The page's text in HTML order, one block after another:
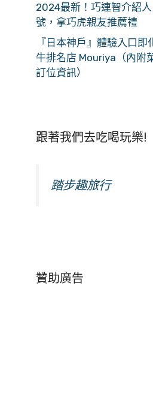
2024最新！巧連智介紹
號，拿巧虎親友推薦禮
『日本神戶』體驗入口
牛排名店 Mouriya（內附
訂位資訊）
跟著我們去吃喝玩樂!
踏步趣旅行
贊助廣告